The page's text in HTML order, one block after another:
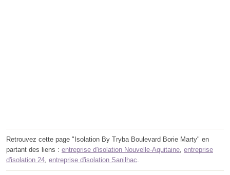
Retrouvez cette page "Isolation By Tryba Boulevard Borie Marty" en
partant des liens : entreprise d'isolation Nouvelle-Aquitaine, entreprise
d'isolation 24, entreprise d'isolation Sanilhac.